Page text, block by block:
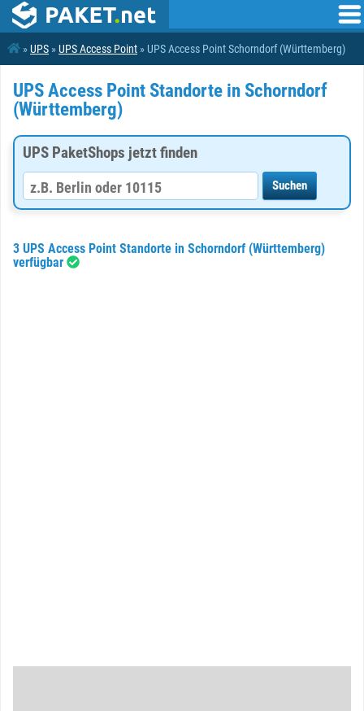
»UPS »UPS Access Point » UPS Access Point Schorndorf (Württemberg)
UPS Access Point Standorte in Schorndorf
(Württemberg)
UPS PaketShops jetzt finden
3 UPS Access Point Standorte in Schorndorf (Württemberg)
verfügbar